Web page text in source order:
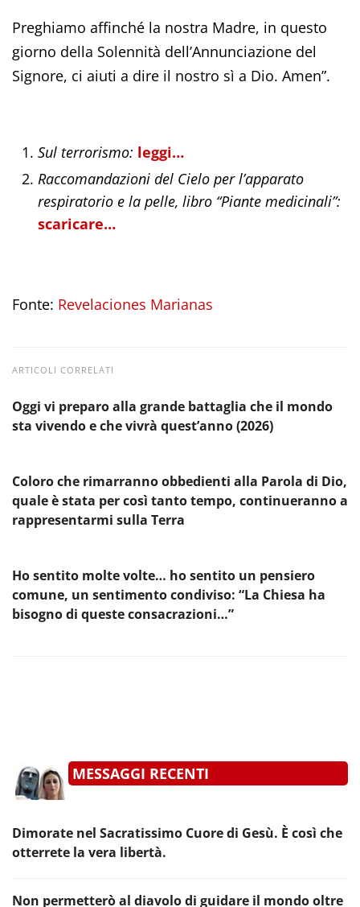
Preghiamo affinché la nostra Madre, in questo
giorno della Solennità dell’Annunciazione del
Signore, ci aiuti a dire il nostro sì a Dio. Amen”.
Sul terrorismo: leggi…
Raccomandazioni del Cielo per l’apparato
respiratorio e la pelle, libro “Piante medicinali”:
scaricare…
Fonte: Revelaciones Marianas
ARTICOLI CORRELATI
Oggi vi preparo alla grande battaglia che il mondo
sta vivendo e che vivrà quest’anno (2026)
Coloro che rimarranno obbedienti alla Parola di Dio,
quale è stata per così tanto tempo, continueranno a
rappresentarmi sulla Terra
Ho sentito molte volte… ho sentito un pensiero
comune, un sentimento condiviso: “La Chiesa ha
bisogno di queste consacrazioni…”
MESSAGGI RECENTI
Dimorate nel Sacratissimo Cuore di Gesù. È così che
otterrete la vera libertà.
Non permetterò al diavolo di guidare il mondo oltre